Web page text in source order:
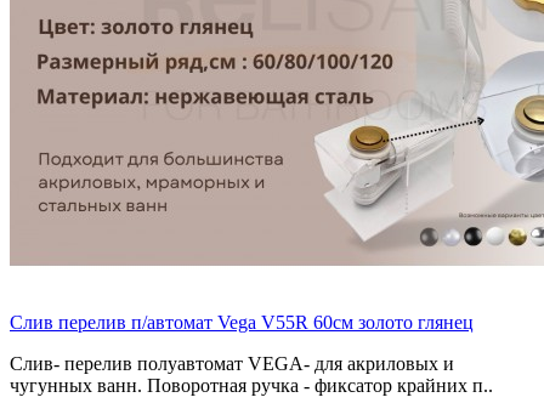
Слив перелив п/автомат Vega V55R 60см золото глянец
Слив- перелив полуавтомат VEGA- для акриловых и
чугунных ванн. Поворотная ручка - фиксатор крайних п..